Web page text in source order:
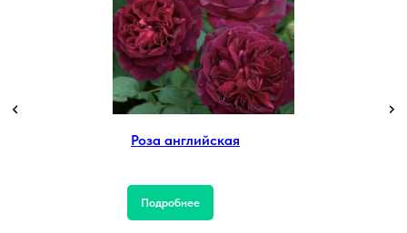
Роза английская
Подробнее